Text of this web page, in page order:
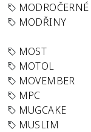
MODROČERNÉ
MODŘINY
MOST
MOTOL
MOVEMBER
MPC
MUGCAKE
MUSLIM